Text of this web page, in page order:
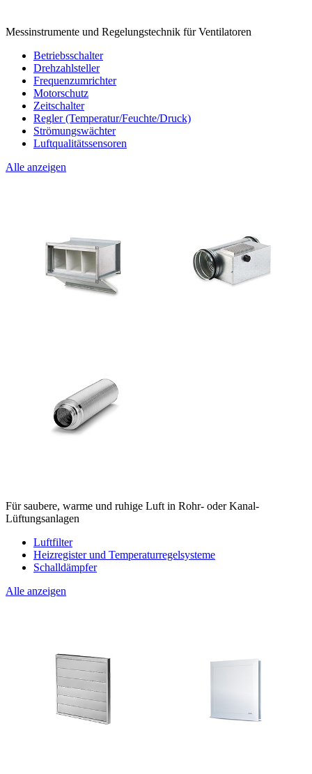
Messinstrumente und Regelungstechnik für Ventilatoren
Betriebsschalter
Drehzahlsteller
Frequenzumrichter
Motorschutz
Zeitschalter
Regler (Temperatur/Feuchte/Druck)
Strömungswächter
Luftqualitätssensoren
Alle anzeigen
Für saubere, warme und ruhige Luft in Rohr- oder Kanal-
Lüftungsanlagen
Luftfilter
Heizregister und Temperaturregelsysteme
Schalldämpfer
Alle anzeigen